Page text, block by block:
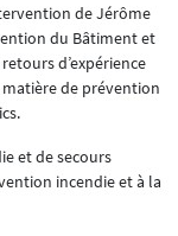
de Jérôme
du Bâtiment et
d’expérience
de prévention
et de secours
incendie et à la